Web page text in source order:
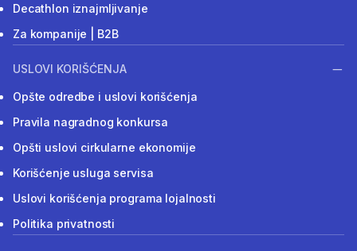
Decathlon iznajmljivanje
Za kompanije | B2B
USLOVI KORIŠĆENJA
Opšte odredbe i uslovi korišćenja
Pravila nagradnog konkursa
Opšti uslovi cirkularne ekonomije
Korišćenje usluga servisa
Uslovi korišćenja programa lojalnosti
Politika privatnosti